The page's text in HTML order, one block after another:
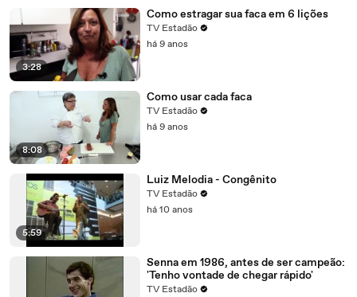
3:28
Como estragar sua faca em 6 lições
TV Estadão
há 9 anos
8:08
Como usar cada faca
TV Estadão
há 9 anos
5:59
Luiz Melodia - Congênito
TV Estadão
há 10 anos
Senna em 1986, antes de ser campeão:
'Tenho vontade de chegar rápido'
TV Estadão